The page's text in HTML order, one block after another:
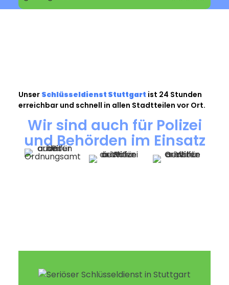
Unser Schlüsseldienst Stuttgart ist 24 Stunden
erreichbar und schnell in allen Stadtteilen vor Ort.
Wir sind auch für Polizei
und Behörden im Einsatz